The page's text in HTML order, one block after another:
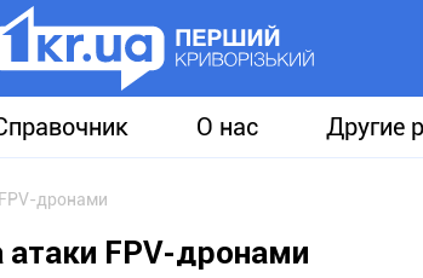
О нас Другие
дронами
FPV-дронами